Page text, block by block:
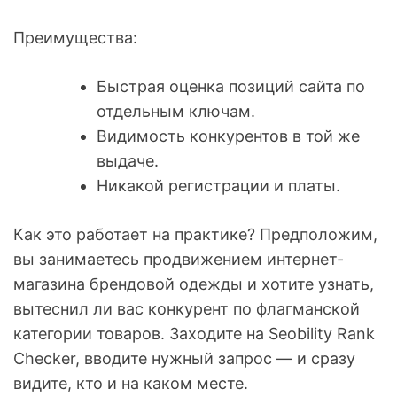
Преимущества:
Быстрая оценка позиций сайта по
отдельным ключам.
Видимость конкурентов в той же
выдаче.
Никакой регистрации и платы.
Как это работает на практике? Предположим,
вы занимаетесь продвижением интернет-
магазина брендовой одежды и хотите узнать,
вытеснил ли вас конкурент по флагманской
категории товаров. Заходите на Seobility Rank
Checker, вводите нужный запрос — и сразу
видите, кто и на каком месте.